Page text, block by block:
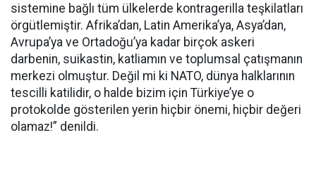
sistemine bağlı tüm ülkelerde kontragerilla teşkilatları
örgütlemiştir. Afrika’dan, Latin Amerika’ya, Asya’dan,
Avrupa’ya ve Ortadoğu’ya kadar birçok askeri
darbenin, suikastin, katliamın ve toplumsal çatışmanın
merkezi olmuştur. Değil mi ki NATO, dünya halklarının
tescilli katilidir, o halde bizim için Türkiye’ye o
protokolde gösterilen yerin hiçbir önemi, hiçbir değeri
olamaz!” denildi.